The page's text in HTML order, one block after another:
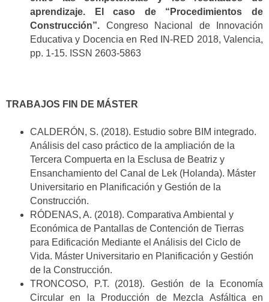
aprendizaje. El caso de “Procedimientos de
Construcción”. Congreso Nacional de Innovación
Educativa y Docencia en Red IN-RED 2018, Valencia,
pp. 1-15. ISSN 2603-5863
TRABAJOS FIN DE MÁSTER
CALDERÓN, S. (2018). Estudio sobre BIM integrado.
Análisis del caso práctico de la ampliación de la
Tercera Compuerta en la Esclusa de Beatriz y
Ensanchamiento del Canal de Lek (Holanda). Máster
Universitario en Planificación y Gestión de la
Construcción.
RÓDENAS, A. (2018). Comparativa Ambiental y
Económica de Pantallas de Contención de Tierras
para Edificación Mediante el Análisis del Ciclo de
Vida. Máster Universitario en Planificación y Gestión
de la Construcción.
TRONCOSO, P.T. (2018). Gestión de la Economía
Circular en la Producción de Mezcla Asfáltica en